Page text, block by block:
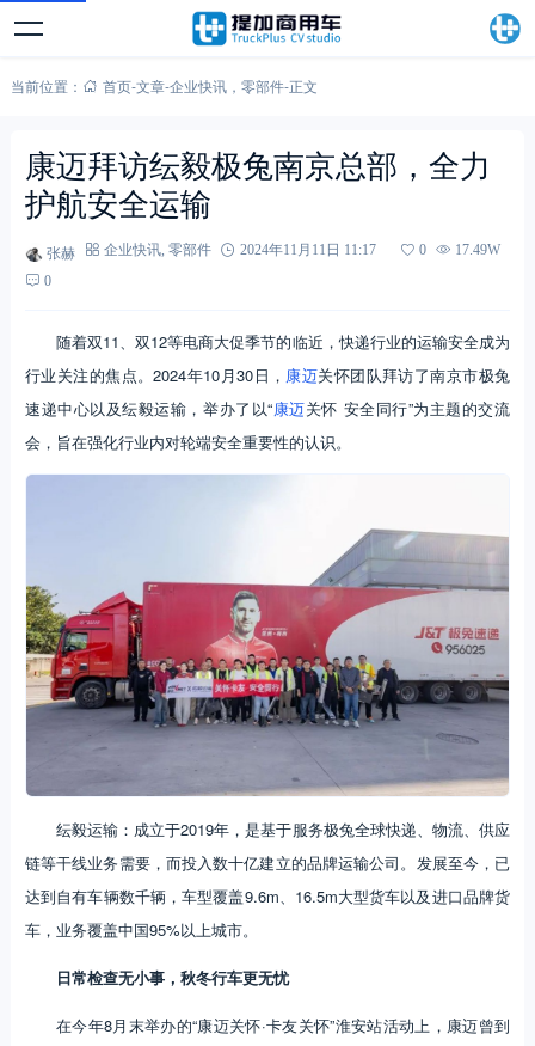
当前位置： 首页-文章-企业快讯， 零部件-正文
康迈拜访纭毅极兔南京总部，全力
护航安全运输
张赫 企业快讯, 零部件 2024年11月11日 11:17 0
17.49W
0
随着双11、双12等电商大促季节的临近，快递行业的运输安全成为
行业关注的焦点。2024年10月30日， 康迈关怀团队拜访了南京市极兔
速递中心以及纭毅运输，举办了以“康迈关怀 安全同行”为主题的交流
会，旨在强化行业内对轮端安全重要性的认识。
纭毅运输：成立于2019年，是基于服务极兔全球快递、物流、供应
链等干线业务需要，而投入数十亿建立的品牌运输公司。发展至今，已
达到自有车辆数千辆，车型覆盖9.6m、16.5m大型货车以及进口品牌货
车，业务覆盖中国95%以上城市。
日常检查无小事，秋冬行车更无忧
在今年8月末举办的“康迈关怀·卡友关怀”淮安站活动上，康迈曾到